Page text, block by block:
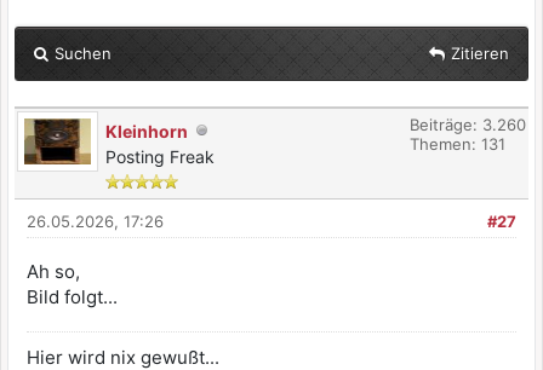
Suchen Zitieren
Kleinhorn
Posting Freak
Beiträge: 3.260
Themen: 131
#27
26.05.2026, 17:26
Ah so,
Bild folgt...
Hier wird nix gewußt...